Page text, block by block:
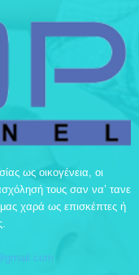
ως οικογένεια, οι
τους σαν να’ τανε
χαρά ως επισκέπτες ή